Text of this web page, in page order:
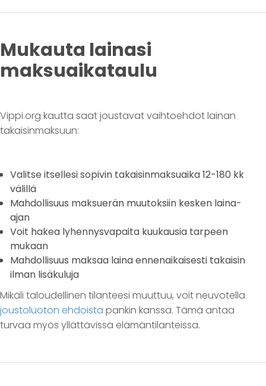
Mukauta lainasi
maksuaikataulu
Vippi.org kautta saat joustavat vaihtoehdot lainan
takaisinmaksuun:
Valitse itsellesi sopivin takaisinmaksuaika 12-180 kk
välillä
Mahdollisuus maksuerän muutoksiin kesken laina-
ajan
Voit hakea lyhennysvapaita kuukausia tarpeen
mukaan
Mahdollisuus maksaa laina ennenaikaisesti takaisin
ilman lisäkuluja
Mikäli taloudellinen tilanteesi muuttuu, voit neuvotella
joustoluoton ehdoista pankin kanssa. Tämä antaa
turvaa myös yllättävissä elämäntilanteissa.